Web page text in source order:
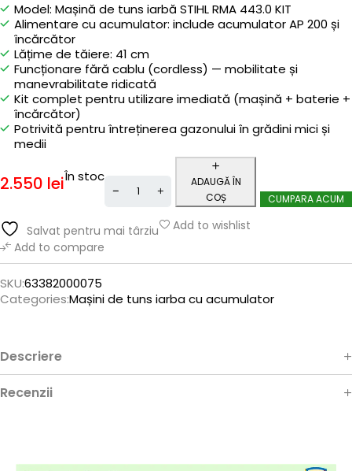
Model: Mașină de tuns iarbă STIHL RMA 443.0 KIT
Alimentare cu acumulator: include acumulator AP 200 și
încărcător
Lățime de tăiere: 41 cm
Funcționare fără cablu (cordless) — mobilitate și
manevrabilitate ridicată
Kit complet pentru utilizare imediată (mașină + baterie +
încărcător)
Potrivită pentru întreținerea gazonului în grădini mici și
medii
2.550 leiÎn stoc
ADAUGĂ ÎN
COȘ
CUMPARA ACUM
Salvat pentru mai târziu
Add to wishlist
Add to compare
SKU:63382000075
Categories:Mașini de tuns iarba cu acumulator
Descriere
Recenzii